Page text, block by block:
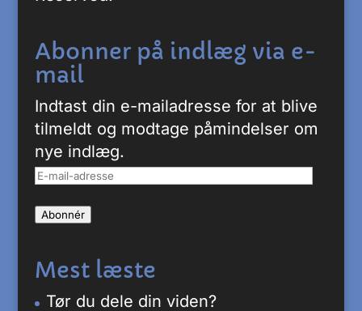
Abonner på indlæg via e-
mail
Indtast din e-mailadresse for at blive
tilmeldt og modtage påmindelser om
nye indlæg.
E-
adresse
Abonnér
Mest læste
Tør du dele din viden?